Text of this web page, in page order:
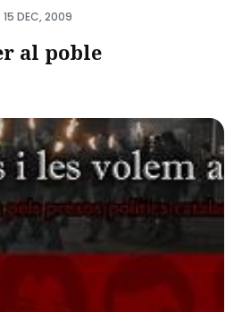
15 DEC, 2009
al poble